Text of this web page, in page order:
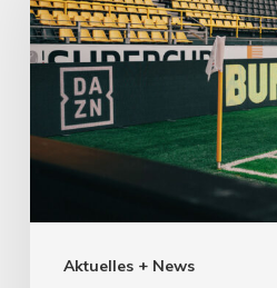
Aktuelles + News